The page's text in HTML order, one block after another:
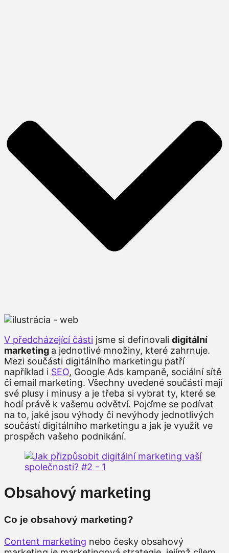
V předcházející části jsme si definovali digitální
marketing a jednotlivé množiny, které zahrnuje.
Mezi součásti digitálního marketingu patří
například i SEO, Google Ads kampaně, sociální sítě
či email marketing. Všechny uvedené součásti mají
své plusy i minusy a je třeba si vybrat ty, které se
hodí právě k vašemu odvětví. Pojďme se podívat
na to, jaké jsou výhody či nevýhody jednotlivých
součástí digitálního marketingu a jak je využít ve
prospěch vašeho podnikání.
Obsahový marketing
Co je obsahový marketing?
Content marketing nebo česky obsahový